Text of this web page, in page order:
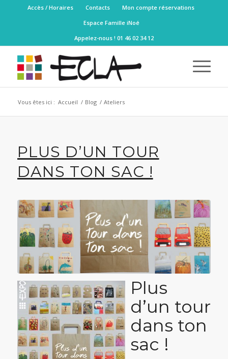
Accès / Horaires Contacts
Mon compte réservations
Espace Famille iNoé
Appelez-nous ! 01 46 02 34 12
Vous êtes ici : Accueil / Blog / Ateliers
PLUS D’UN TOUR
DANS TON SAC !
Plus
d’un tour
dans ton
sac !